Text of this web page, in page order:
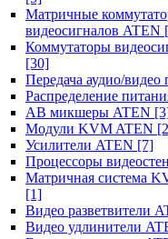
Матричные
видеосигналов ATEN
Коммутаторы
[30]
Передача аудио/видео
Распределение
АВ микшеры ATEN
Модули KVM ATEN
Усилители ATEN [7]
Процессоры
Матричная система
[1]
Видео разветвители
Видео удлинители